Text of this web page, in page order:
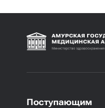
Поступающим